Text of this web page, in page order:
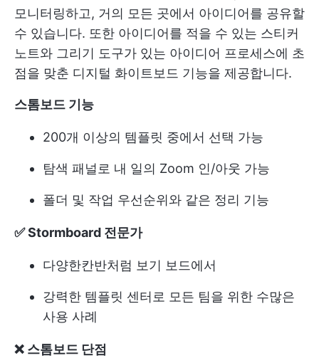
모니터링하고, 거의 모든 곳에서 아이디어를 공유할
수 있습니다. 또한 아이디어를 적을 수 있는 스티커
노트와 그리기 도구가 있는 아이디어 프로세스에 초
점을 맞춘 디지털 화이트보드 기능을 제공합니다.
스톰보드 기능
200개 이상의 템플릿 중에서 선택 가능
탐색 패널로 내 일의 Zoom 인/아웃 가능
폴더 및 작업 우선순위와 같은 정리 기능
✅ Stormboard 전문가
다양한칸반처럼 보기 보드에서
강력한 템플릿 센터로 모든 팀을 위한 수많은
사용 사례
❌ 스톰보드 단점